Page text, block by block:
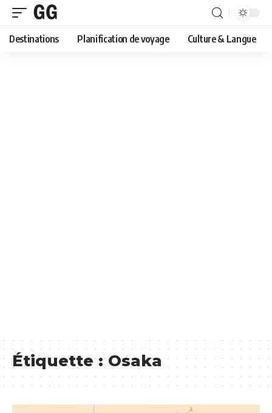
Destinations Planification de voyage Culture & Langue
Étiquette :Osaka